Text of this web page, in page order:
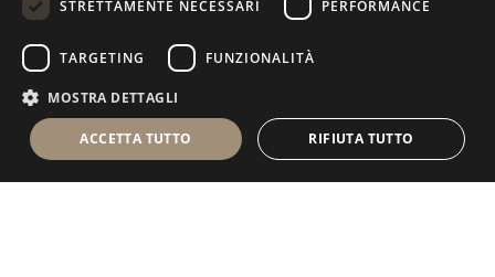
STRETTAMENTE NECESSARI
PERFORMANCE
TARGETING FUNZIONALITÀ
MOSTRA DETTAGLI
ACCETTA TUTTO RIFIUTA TUTTO